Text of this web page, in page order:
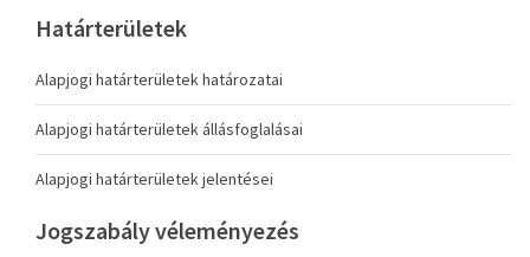
Határterületek
Alapjogi határterületek határozatai
Alapjogi határterületek állásfoglalásai
Alapjogi határterületek jelentései
Jogszabály véleményezés